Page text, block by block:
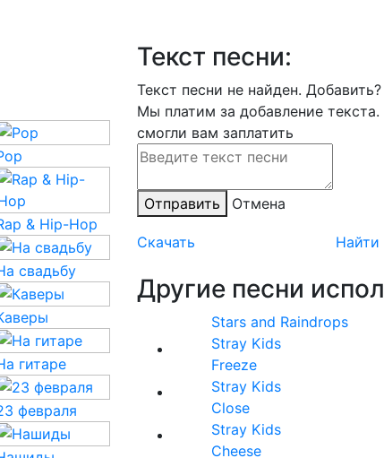
Текст песни:
Текст песни не найден. Добавить?
Мы платим за добавление
смогли вам заплатить
Отправить Отмена
Скачать Найти
Другие песни
Stars and Raindrops
Stray Kids
Freeze
Stray Kids
Close
Stray Kids
Cheese
& Hip-Hop
свадьбу
гитаре
февраля